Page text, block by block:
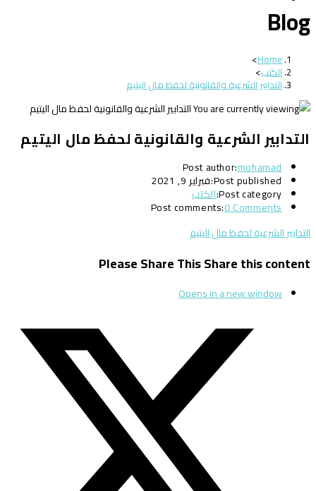
Blog
Home
>
الكتب>
التدابير الشرعية والقانونية لحفظ مال اليتيم
التدابير الشرعية والقانونية لحفظ مال اليتيم
Post author:mohamad
Post published: فبراير 9, 2021
Post category:الكتب
Post comments:0 Comments
التدابير الشرعية لحفظ مال اليتيم
Please Share ThisShare this content
Opens in a new window